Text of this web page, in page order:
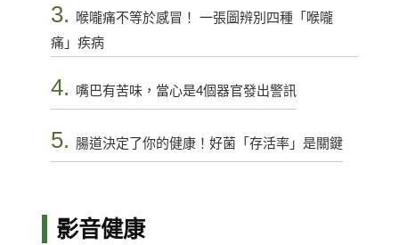
3.
喉嚨痛不等於感冒！ 一張圖辨別四種「喉嚨
痛」疾病
4. 嘴巴有苦味，當心是4個器官發出警訊
5. 腸道決定了你的健康！好菌「存活率」是關鍵
影音健康